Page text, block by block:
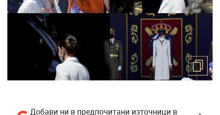
Добави ни в предпочитани източници в